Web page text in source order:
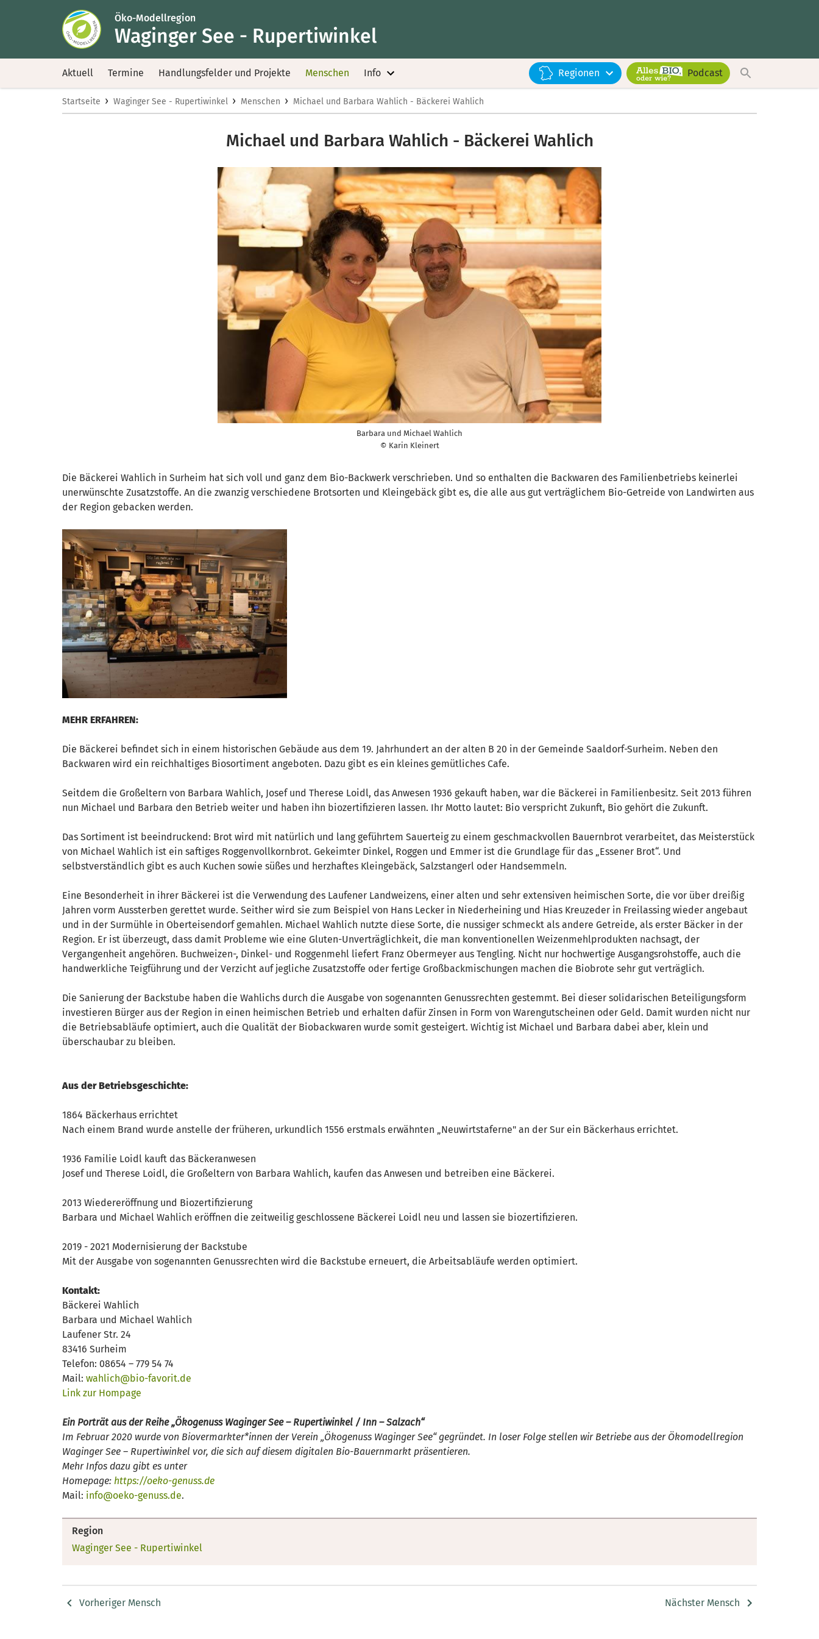
Öko-Modellregion
Waginger See - Rupertiwinkel
Aktuell Termine Handlungsfelder und Projekte Menschen Info Regionen Podcast
Startseite › Waginger See - Rupertiwinkel › Menschen › Michael und Barbara Wahlich - Bäckerei Wahlich
Michael und Barbara Wahlich - Bäckerei Wahlich
Barbara und Michael Wahlich
© Karin Kleinert
Die Bäckerei Wahlich in Surheim hat sich voll und ganz dem Bio-Backwerk verschrieben. Und so enthalten die Backwaren des Familienbetriebs keinerlei
unerwünschte Zusatzstoffe. An die zwanzig verschiedene Brotsorten und Kleingebäck gibt es, die alle aus gut verträglichem Bio-Getreide von Landwirten aus
der Region gebacken werden.
MEHR ERFAHREN:
Die Bäckerei befindet sich in einem historischen Gebäude aus dem 19. Jahrhundert an der alten B 20 in der Gemeinde Saaldorf-Surheim. Neben den
Backwaren wird ein reichhaltiges Biosortiment angeboten. Dazu gibt es ein kleines gemütliches Cafe.
Seitdem die Großeltern von Barbara Wahlich, Josef und Therese Loidl, das Anwesen 1936 gekauft haben, war die Bäckerei in Familienbesitz. Seit 2013 führen
nun Michael und Barbara den Betrieb weiter und haben ihn biozertifizieren lassen. Ihr Motto lautet: Bio verspricht Zukunft, Bio gehört die Zukunft.
Das Sortiment ist beeindruckend: Brot wird mit natürlich und lang geführtem Sauerteig zu einem geschmackvollen Bauernbrot verarbeitet, das Meisterstück
von Michael Wahlich ist ein saftiges Roggenvollkornbrot. Gekeimter Dinkel, Roggen und Emmer ist die Grundlage für das „Essener Brot“. Und
selbstverständlich gibt es auch Kuchen sowie süßes und herzhaftes Kleingebäck, Salzstangerl oder Handsemmeln.
Eine Besonderheit in ihrer Bäckerei ist die Verwendung des Laufener Landweizens, einer alten und sehr extensiven heimischen Sorte, die vor über dreißig
Jahren vorm Aussterben gerettet wurde. Seither wird sie zum Beispiel von Hans Lecker in Niederheining und Hias Kreuzeder in Freilassing wieder angebaut
und in der Surmühle in Oberteisendorf gemahlen. Michael Wahlich nutzte diese Sorte, die nussiger schmeckt als andere Getreide, als erster Bäcker in der
Region. Er ist überzeugt, dass damit Probleme wie eine Gluten-Unverträglichkeit, die man konventionellen Weizenmehlprodukten nachsagt, der
Vergangenheit angehören. Buchweizen-, Dinkel- und Roggenmehl liefert Franz Obermeyer aus Tengling. Nicht nur hochwertige Ausgangsrohstoffe, auch die
handwerkliche Teigführung und der Verzicht auf jegliche Zusatzstoffe oder fertige Großbackmischungen machen die Biobrote sehr gut verträglich.
Die Sanierung der Backstube haben die Wahlichs durch die Ausgabe von sogenannten Genussrechten gestemmt. Bei dieser solidarischen Beteiligungsform
investieren Bürger aus der Region in einen heimischen Betrieb und erhalten dafür Zinsen in Form von Warengutscheinen oder Geld. Damit wurden nicht nur
die Betriebsabläufe optimiert, auch die Qualität der Biobackwaren wurde somit gesteigert. Wichtig ist Michael und Barbara dabei aber, klein und
überschaubar zu bleiben.
Aus der Betriebsgeschichte:
1864 Bäckerhaus errichtet
Nach einem Brand wurde anstelle der früheren, urkundlich 1556 erstmals erwähnten „Neuwirtstaferne" an der Sur ein Bäckerhaus errichtet.
1936 Familie Loidl kauft das Bäckeranwesen
Josef und Therese Loidl, die Großeltern von Barbara Wahlich, kaufen das Anwesen und betreiben eine Bäckerei.
2013 Wiedereröffnung und Biozertifizierung
Barbara und Michael Wahlich eröffnen die zeitweilig geschlossene Bäckerei Loidl neu und lassen sie biozertifizieren.
2019 - 2021 Modernisierung der Backstube
Mit der Ausgabe von sogenannten Genussrechten wird die Backstube erneuert, die Arbeitsabläufe werden optimiert.
Kontakt:
Bäckerei Wahlich
Barbara und Michael Wahlich
Laufener Str. 24
83416 Surheim
Telefon: 08654 – 779 54 74
Mail: wahlich@bio-favorit.de
Link zur Hompage
Ein Porträt aus der Reihe „Ökogenuss Waginger See – Rupertiwinkel / Inn – Salzach“
Im Februar 2020 wurde von Biovermarkter*innen der Verein „Ökogenuss Waginger See“ gegründet. In loser Folge stellen wir Betriebe aus der Ökomodellregion
Waginger See – Rupertiwinkel vor, die sich auf diesem digitalen Bio-Bauernmarkt präsentieren.
Mehr Infos dazu gibt es unter
Homepage: https://oeko-genuss.de
Mail: info@oeko-genuss.de.
Region
Waginger See - Rupertiwinkel
Vorheriger Mensch Nächster Mensch